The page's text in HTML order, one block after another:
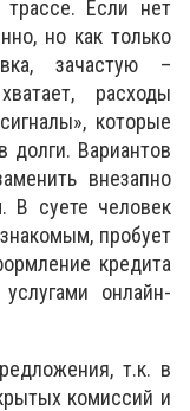
Если нет
но как только
зачастую –
расходы
которые
долги. Вариантов
внезапно
В суете человек
пробует
кредита
онлайн-
т.к. в
комиссий и